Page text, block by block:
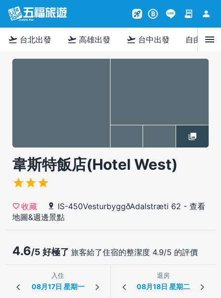
rocket_launch B contract person
flight_takeoff 台北出發 flight_takeoff 高雄出發 flight_takeoff 台中出發 自由行menu
韋斯特飯店(Hotel West)
收藏 IS-450VesturbyggðAdalstræti 62 - 查看
地圖&週邊景點
4.6/5 好極了 旅客給了住宿的整潔度 4.9/5 的評價
入住 退房